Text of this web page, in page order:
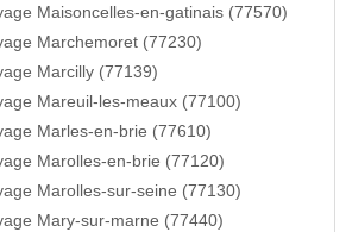
Maisoncelles-en-gatinais (77570)
Marchemoret (77230)
Marcilly (77139)
Mareuil-les-meaux (77100)
Marles-en-brie (77610)
Marolles-en-brie (77120)
Marolles-sur-seine (77130)
Mary-sur-marne (77440)